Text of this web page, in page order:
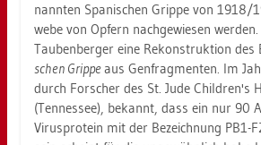
nann­ten Spa­ni­schen Grip­pe von 1918/
we­be von Op­fern nach­ge­wie­sen
Tau­ben­ber­ger eine Re­kon­struk­ti­on des
schen Grip­peaus Gen­frag­men­ten. Im
durch For­scher des St. Jude Child­ren's
(Ten­nes­see), be­kannt, dass ein nur 90
Vi­rus­pro­te­in mit der Be­zeich­nung PB1-